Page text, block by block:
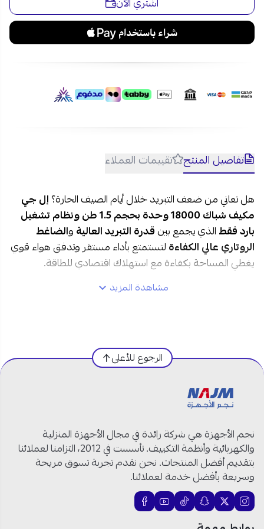
للمساحات المتوسطة إلى الكبيرة ويوفر تبريداً فعالاً وسريعاً.
2- ما مميزات الضاغط الروتاري في مكيف إل جي؟
يتميز الضاغط الروتاري بكفاءة تشغيل عالية وأداء مستقر مع
مستوى ضوضاء أقل مقارنة بالعديد من أنواع الضواغط التقليدية.
تم تصميم المكيف لتحقيق توازن بين قوة التبريد وكفاءة استهلاك
الطاقة، مما يساعد على خفض تكاليف التشغيل قدر الإمكان.
لضمان وصول البرودة إلى مختلف أنحاء المكان.
تفاصيل المنتج تقييمات العملاء
هل تعاني من ضعف التبريد خلال أيام الصيف الحارة؟إل جي
مكيف شباك 18000 وحدة بحجم 1.5 طن ونظام تشغيل
بارد فقطالذي يجمع بينقدرة التبريد العاليةوالضاغط
الروتاري عالي الكفاءةلتستمتع بأداء مستقر وتدفق هواء قوي
يغطي المساحة بكفاءة مع استهلاك اقتصادي للطاقة.
رقم الموديل:W181EC.SN0
نوع المكيف: مكيف شباك
الحجم:
نظام التشغيل:
اللون:أبيض
مكيف إل جي شباك 1.5 طن: تبريد قوي يدوم طوال
الصيف!
قدرة تبريد 18000 وحدة:
مشاهدة المزيد
الرجوع للأعلى
نجم الأجهزة هي شركة رائدة في مجال الأجهزة المنزلية
والكهربائية وأنظمة التكييف. تأسست في 2012، التزامنا لعملائنا
بتقديم أفضل المنتجات. نحن نقدم تجربة تسوق مريحة
وسريعة بأفضل خدمة لعملائنا.